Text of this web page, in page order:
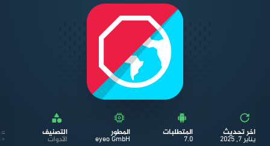
اخر تحديث
يناير 7, 2025
المتطلبات
7.0
المطور
eyeo GmbH
التصنيف
الأدوات +١٠٬٠٠٠٬٠٠٠